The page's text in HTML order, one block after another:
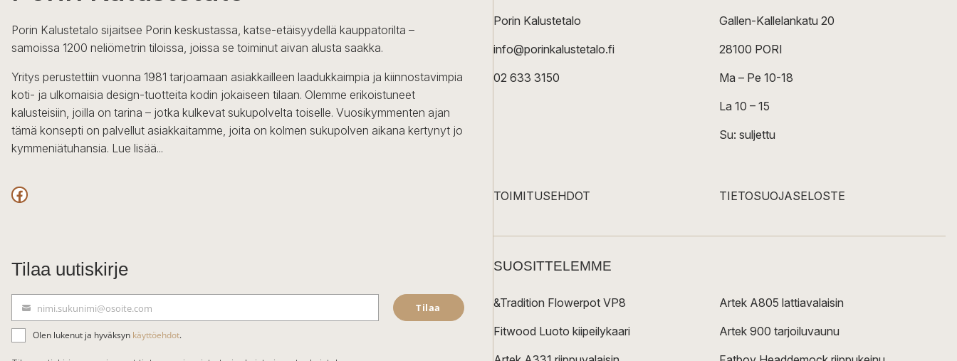
Porin Kalustetalo sijaitsee Porin keskustassa, katse-etäisyydellä kauppatorilta –
samoissa 1200 neliömetrin tiloissa, joissa se toiminut aivan alusta saakka.
Yritys perustettiin vuonna 1981 tarjoamaan asiakkailleen laadukkaimpia ja kiinnostavimpia
koti- ja ulkomaisia design-tuotteita kodin jokaiseen tilaan. Olemme erikoistuneet
kalusteisiin, joilla on tarina – jotka kulkevat sukupolvelta toiselle. Vuosikymmenten ajan
tämä konsepti on palvellut asiakkaitamme, joita on kolmen sukupolven aikana kertynyt jo
kymmeniätuhansia. Lue lisää...
Facebook
Tilaa uutiskirje
ä
h
nimi.sukunimi@osoite.com Tilaa
Olen lukenut ja hyväksyn käyttöehdot.
Porin Kalustetalo
info@porinkalustetalo.fi
02 633 3150
Gallen-Kallelankatu 20
28100 PORI
Ma – Pe 10-18
La 10 – 15
Su: suljettu
TOIMITUSEHDOT TIETOSUOJASELOSTE
SUOSITTELEMME
&Tradition Flowerpot VP8
Fitwood Luoto kiipeilykaari
Artek A805 lattiavalaisin
Artek 900 tarjoiluvaunu